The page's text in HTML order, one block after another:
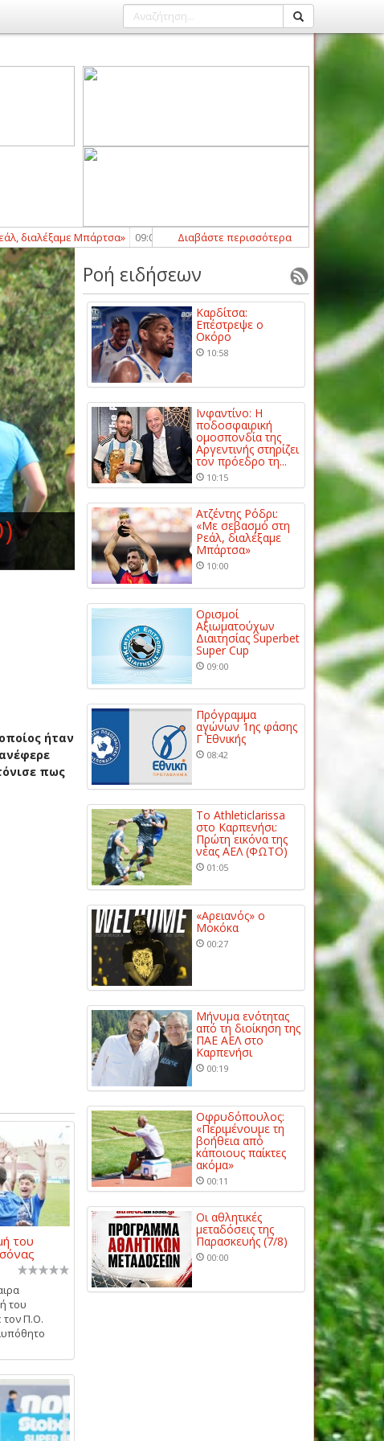
Μπάρτσα» 09:00 - Ορισμοί Αξιωματούχων Διαιτησίας Superbet
Διαβάστε περισσότερα
ήταν
πως
του
του
τον Π.Ο.
Ροή ειδήσεων
Καρδίτσα:
Επέστρεψε ο
Οκόρο
10:58
Ινφαντίνο: Η
ποδοσφαιρική
ομοσπονδία της
Αργεντινής στηρίζει
τον πρόεδρο τη...
10:15
Ατζέντης Ρόδρι:
«Με σεβασμό στη
Ρεάλ, διαλέξαμε
Μπάρτσα»
10:00
Ορισμοί
Αξιωματούχων
Διαιτησίας Superbet
Super Cup
09:00
Πρόγραμμα
αγώνων 1ης φάσης
Γ΄ Εθνικής
08:42
Το Athleticlarissa
στο Καρπενήσι:
Πρώτη εικόνα της
νέας ΑΕΛ (ΦΩΤΟ)
01:05
«Αρειανός» ο
Μοκόκα
00:27
Μήνυμα ενότητας
από τη διοίκηση της
ΠΑΕ ΑΕΛ στο
Καρπενήσι
00:19
Οφρυδόπουλος:
«Περιμένουμε τη
βοήθεια από
κάποιους παίκτες
ακόμα»
00:11
Οι αθλητικές
μεταδόσεις της
Παρασκευής (7/8)
00:00